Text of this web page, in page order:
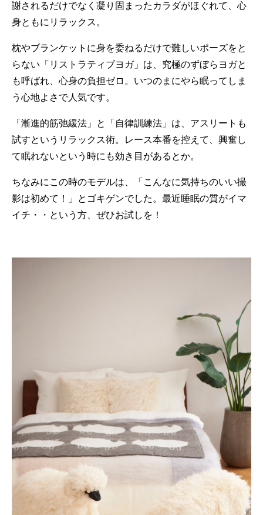
謝されるだけでなく凝り固まったカラダがほぐれて、心
身ともにリラックス。
枕やブランケットに身を委ねるだけで難しいポーズをと
らない「リストラティブヨガ」は、究極のずぼらヨガと
も呼ばれ、心身の負担ゼロ。いつのまにやら眠ってしま
う心地よさで人気です。
「漸進的筋弛緩法」と「自律訓練法」は、アスリートも
試すというリラックス術。レース本番を控えて、興奮し
て眠れないという時にも効き目があるとか。
ちなみにこの時のモデルは、「こんなに気持ちのいい撮
影は初めて！」とゴキゲンでした。最近睡眠の質がイマ
イチ・・という方、ぜひお試しを！